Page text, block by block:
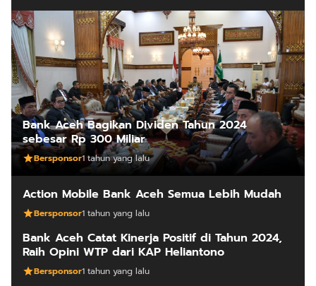
Bank Aceh Bagikan Dividen Tahun 2024
sebesar Rp 300 Miliar
Bersponsor1 tahun yang lalu
Action Mobile Bank Aceh Semua Lebih Mudah
Bersponsor1 tahun yang lalu
Bank Aceh Catat Kinerja Positif di Tahun 2024,
Raih Opini WTP dari KAP Heliantono
Bersponsor1 tahun yang lalu